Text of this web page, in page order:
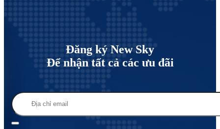
Đăng ký New Sky
Để nhận tất cả các ưu đãi